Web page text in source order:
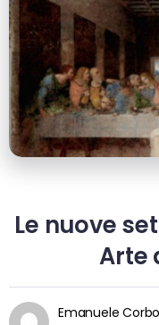
Le nuove
Arte
Emanuele Corbo